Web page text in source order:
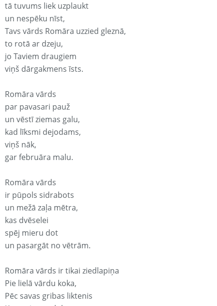
tā tuvums liek uzplaukt
un nespēku nīst,
Tavs vārds Romāra uzzied gleznā,
to rotā ar dzeju,
jo Taviem draugiem
viņš dārgakmens īsts.
Romāra vārds
par pavasari pauž
un vēstī ziemas galu,
kad līksmi dejodams,
viņš nāk,
gar februāra malu.
Romāra vārds
ir pūpols sidrabots
un mežā zaļa mētra,
kas dvēselei
spēj mieru dot
un pasargāt no vētrām.
Romāra vārds ir tikai ziedlapiņa
Pie lielā vārdu koka,
Pēc savas gribas liktenis